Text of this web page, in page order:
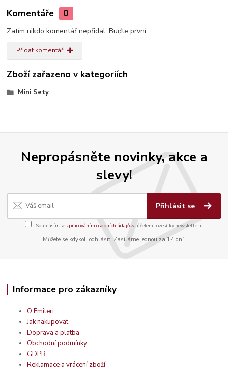
Komentáře 0
Zatím nikdo komentář nepřidal. Buďte první.
Přidat komentář
Zboží zařazeno v kategoriích
Mini Sety
Nepropásněte novinky, akce a
slevy!
Přihlásit se
Souhlasím se zpracováním osobních údajůza účelem rozesílky newsletteru.
Můžete se kdykoli odhlásit. Zasíláme jednou za 14 dní.
Informace pro zákazníky
O Emiteri
Jak nakupovat
Doprava a platba
Obchodní podmínky
GDPR
Reklamace a vrácení zboží